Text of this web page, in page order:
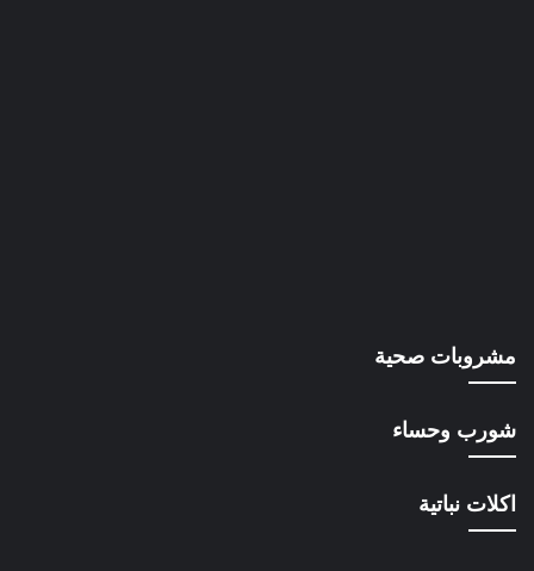
مشروبات صحية
شورب وحساء
اكلات نباتية